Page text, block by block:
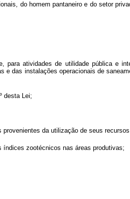
do homem pantaneiro e do setor
atividades de utilidade pública e
e das instalações operacionais de
desta Lei;
da utilização de seus
índices zootécnicos nas áreas produtivas;